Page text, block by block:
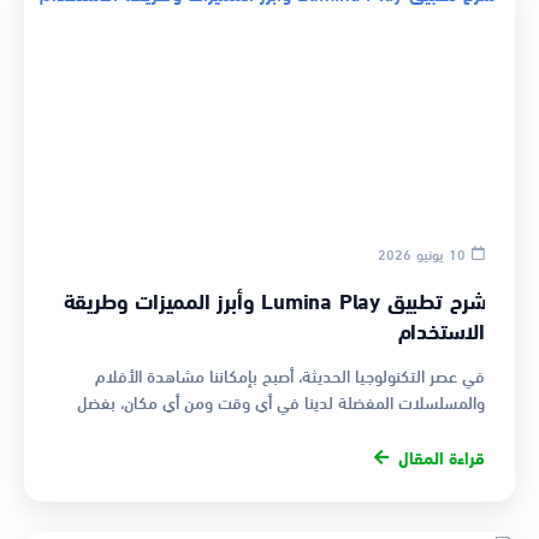
10 يونيو 2026
شرح تطبيق Lumina Play وأبرز المميزات وطريقة
الاستخدام
في عصر التكنولوجيا الحديثة، أصبح بإمكاننا مشاهدة الأفلام
والمسلسلات المفضلة لدينا في أي وقت ومن أي مكان، بفضل
قراءة المقال